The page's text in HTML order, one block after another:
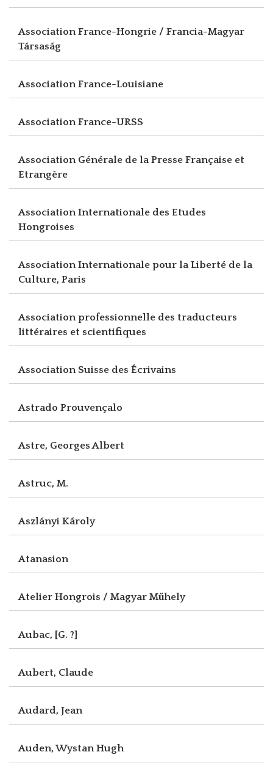
Association France-Hongrie / Francia-Magyar
Társaság
Association France-Louisiane
Association France-URSS
Association Générale de la Presse Française et
Etrangère
Association Internationale des Etudes
Hongroises
Association Internationale pour la Liberté de la
Culture, Paris
Association professionnelle des traducteurs
littéraires et scientifiques
Association Suisse des Écrivains
Astrado Prouvençalo
Astre, Georges Albert
Astruc, M.
Aszlányi Károly
Atanasion
Atelier Hongrois / Magyar Műhely
Aubac, [G. ?]
Aubert, Claude
Audard, Jean
Auden, Wystan Hugh